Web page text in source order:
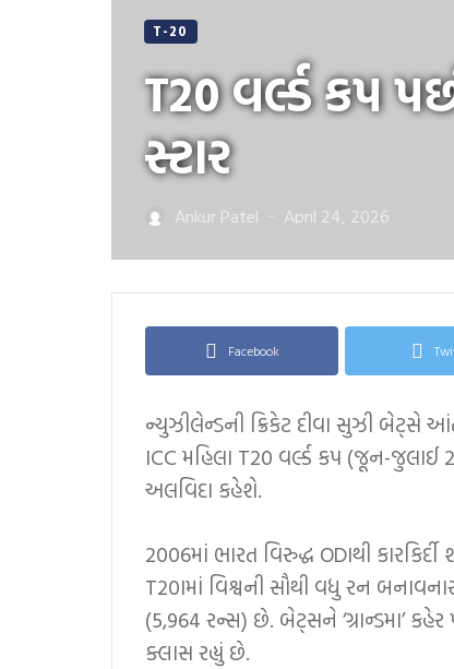
T-20
T20 વર્લ્ડ કપ
સ્ટાર
Ankur Patel April 24, 2026
Facebook
ન્યુઝીલેન્ડની ક્રિકેટ દીવા સુઝી બેટ્સે
ICC મહિલા T20 વર્લ્ડ કપ (જૂન-જુલાઈ
અલવિદા કહેશે.
2006માં ભારત વિરુદ્ધ ODIથી
T20Iમાં વિશ્વની સૌથી વધુ રન
(5,964 રન્સ) છે. બેટ્સને ‘ગ્રાન્ડમા’
ક્લાસ રહ્યું છે.